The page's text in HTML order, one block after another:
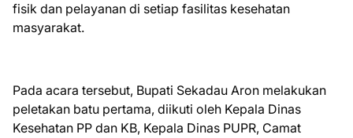
fisik dan pelayanan di setiap fasilitas kesehatan
masyarakat.
Pada acara tersebut, Bupati Sekadau Aron melakukan
peletakan batu pertama, diikuti oleh Kepala Dinas
Kesehatan PP dan KB, Kepala Dinas PUPR, Camat